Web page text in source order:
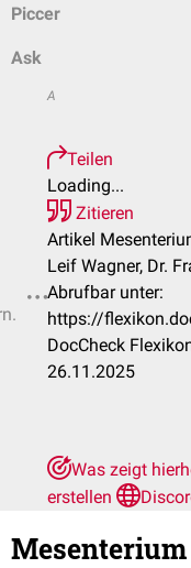
Piccer
Ask
A
Teilen
Loading...
Zitieren
Artikel
Leif Wagner, Dr.
Abrufbar unter:
https://
DocCheck
26.11.2025
Was zeigt
erstellen